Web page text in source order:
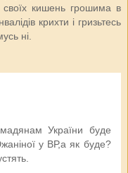
кишень грошима в
крихти і гризьтесь
ні.
України буде
у ВР,а як буде?